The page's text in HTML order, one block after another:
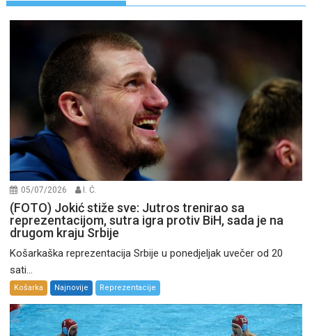
05/07/2026 I. Ć.
(FOTO) Jokić stiže sve: Jutros trenirao sa
reprezentacijom, sutra igra protiv BiH, sada je na
drugom kraju Srbije
Košarkaška reprezentacija Srbije u ponedjeljak uvečer od 20
sati...
Košarka Najnovije Reprezentacije